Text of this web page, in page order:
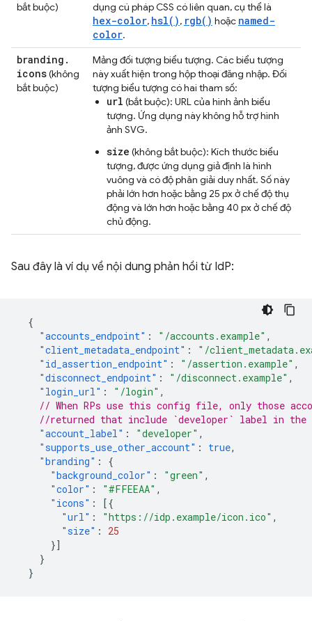
bắt buộc) dụng cú pháp CSS có liên quan, cụ thể là
hex-color, hsl(), rgb() hoặc named-
color.
branding .
icons(không
bắt buộc)
Mảng đối tượng biểu tượng. Các biểu tượng
này xuất hiện trong hộp thoại đăng nhập. Đối
tượng biểu tượng có hai tham số:
url (bắt buộc): URL của hình ảnh biểu
tượng. Ứng dụng này không hỗ trợ hình
ảnh SVG.
size (không bắt buộc): Kích thước biểu
tượng, được ứng dụng giả định là hình
vuông và có độ phân giải duy nhất. Số này
phải lớn hơn hoặc bằng 25 px ở chế độ thụ
động và lớn hơn hoặc bằng 40 px ở chế độ
chủ động.
Sau đây là ví dụ về nội dung phản hồi từ IdP:
{
"accounts_endpoint" : "/accounts.example" ,
"client_metadata_endpoint" :
"/
"id_assertion_endpoint" : "/assertion.example" ,
"disconnect_endpoint" : "/disconnect.example" ,
"login_url" : "/login" ,
// When RPs use this config file, only those
//returned that include `developer` label in the
"account_label" : "developer" ,
"supports_use_other_account" : true,
"branding" :
{
"background_color" : "green" ,
"color" : "#FFEEAA" ,
"icons" :
[{
"url" : "https://idp.example/icon.ico" ,
"size" :
25
}]
}
}